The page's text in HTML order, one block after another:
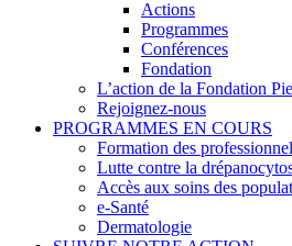
Actions
Programmes
Conférences
Fondation
L’action de la Fondation
Rejoignez-nous
PROGRAMMES EN COURS
Formation des
Lutte contre la
Accès aux soins des
e-Santé
Dermatologie